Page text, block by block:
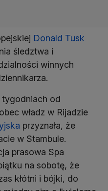
Donald Tusk
śledztwa i
winnych
od
władz w Rijadzie
przyznała, że
w Stambule.
prasowa Spa
na sobotę, że
kłótni i bójki, do